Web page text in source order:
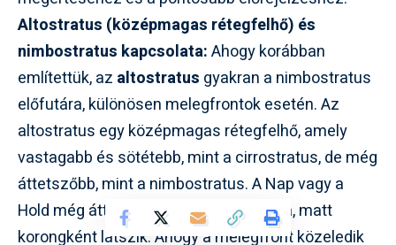
Altostratus (középmagas rétegfelhő) és
nimbostratus kapcsolata:Ahogy korábban
említettük, az altostratus gyakran a nimbostratus
előfutára, különösen melegfrontok esetén. Az
altostratus egy középmagas rétegfelhő, amely
vastagabb és sötétebb, mint a cirrostratus, de még
áttetszőbb, mint a nimbostratus. A Nap vagy a
Hold még áttetszik rajta, de már tompa, matt
korongként látszik. Ahogy a melegfront közeledik